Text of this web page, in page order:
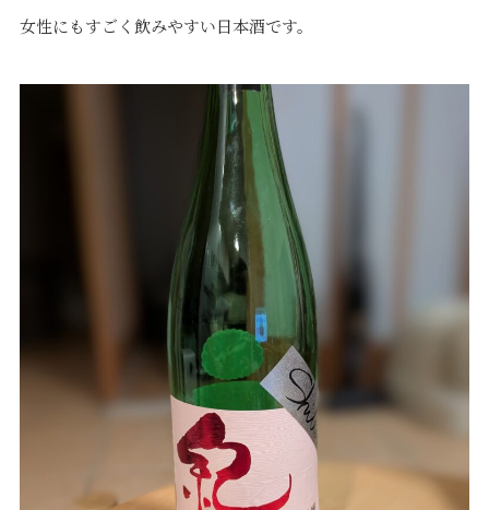
女性にもすごく飲みやすい日本酒です。